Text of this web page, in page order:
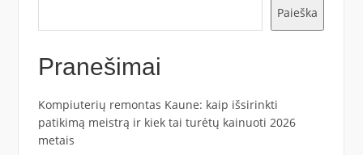
Paieška
Pranešimai
Kompiuterių remontas Kaune: kaip išsirinkti
patikimą meistrą ir kiek tai turėtų kainuoti 2026
metais